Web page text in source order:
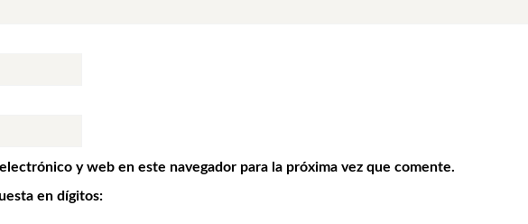
y web en este navegador para la próxima vez que comente.
en dígitos: